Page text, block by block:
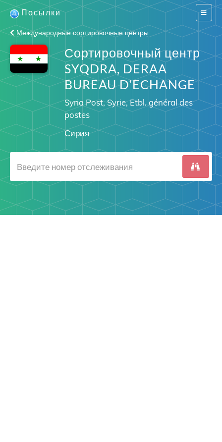
Switch
Посылки
Международные сортировочные центры
Сортировочный центр
SYQDRA, DERAA
BUREAU D'ECHANGE
Syria Post, Syrie, Etbl. général des
postes
Сирия